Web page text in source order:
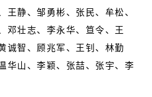
王静、邹勇彬、张民、牟松、
邓壮志、李永华、笪令、王
诚智、顾兆军、王钊、林勤
华山、李颖、张喆、张宇、李